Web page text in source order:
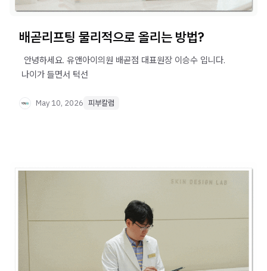
배곧리프팅 물리적으로 올리는 방법?
​ ​ 안녕하세요. 유앤아이의원 배곧점 대표원장 이승수 입니다. ​
​ 나이가 들면서 턱선
May 10, 2026 피부칼럼